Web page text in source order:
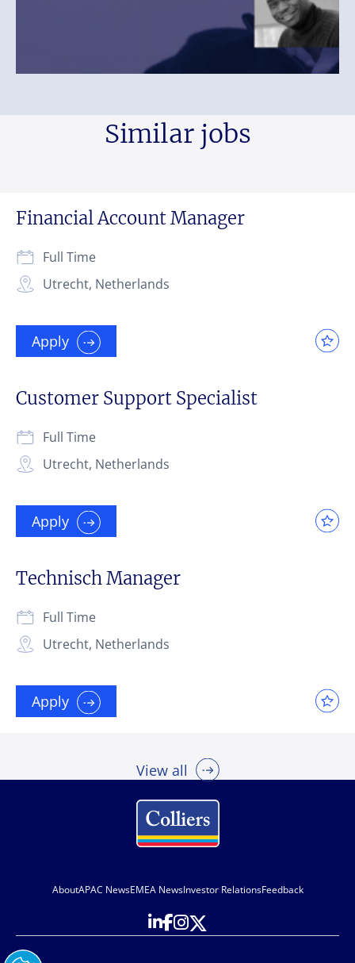
Similar jobs
Financial Account Manager
Utrecht, Netherlands
Full Time
Apply
Customer Support Specialist
Utrecht, Netherlands
Full Time
Apply
Technisch Manager
Utrecht, Netherlands
Full Time
Apply
View all
AboutAPAC NewsEMEA NewsInvestor RelationsFeedback